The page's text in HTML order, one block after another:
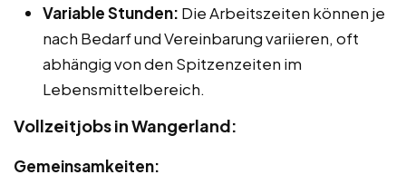
Variable Stunden: Die Arbeitszeiten können je
nach Bedarf und Vereinbarung variieren, oft
abhängig von den Spitzenzeiten im
Lebensmittelbereich.
Vollzeitjobs in Wangerland:
Gemeinsamkeiten: